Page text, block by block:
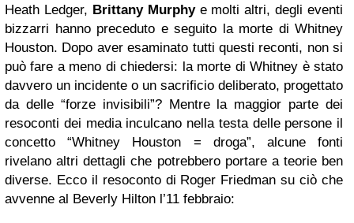
Heath Ledger, Brittany Murphye molti altri, degli eventi
bizzarri hanno preceduto e seguito la morte di Whitney
Houston. Dopo aver esaminato tutti questi reconti, non si
può fare a meno di chiedersi: la morte di Whitney è stato
davvero un incidente o un sacrificio deliberato, progettato
da delle “forze invisibili”? Mentre la maggior parte dei
resoconti dei media inculcano nella testa delle persone il
concetto “Whitney Houston = droga”, alcune fonti
rivelano altri dettagli che potrebbero portare a teorie ben
diverse. Ecco il resoconto di Roger Friedman su ciò che
avvenne al Beverly Hilton l’11 febbraio: